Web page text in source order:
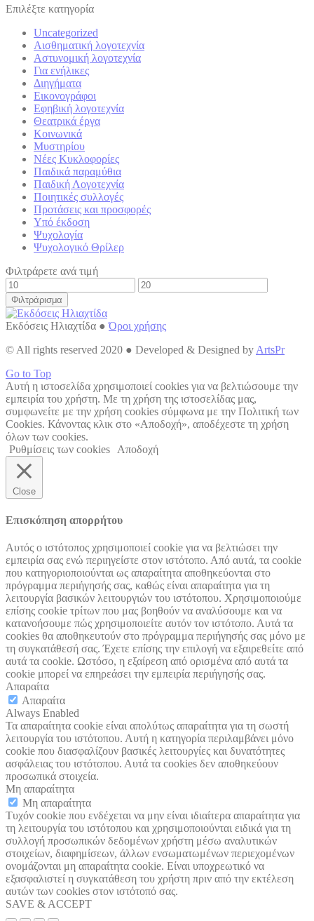
Επιλέξτε κατηγορία
Uncategorized
Αισθηματική λογοτεχνία
Αστυνομική λογοτεχνία
Για ενήλικες
Διηγήματα
Εικονογράφοι
Εφηβική λογοτεχνία
Θεατρικά έργα
Κοινωνικά
Μυστηρίου
Νέες Κυκλοφορίες
Παιδικά παραμύθια
Παιδική Λογοτεχνία
Ποιητικές συλλογές
Προτάσεις και προσφορές
Υπό έκδοση
Ψυχολογία
Ψυχολογικό Θρίλερ
Φιλτράρετε ανά τιμή
Φιλτράρισμα
Εκδόσεις Ηλιαχτίδα ●Όροι χρήσης
© All rights reserved 2020 ● Developed & Designed byArtsPr
Go to Top
Αυτή η ιστοσελίδα χρησιμοποιεί cookies για να βελτιώσουμε την
εμπειρία του χρήστη. Με τη χρήση της ιστοσελίδας μας,
συμφωνείτε με την χρήση cookies σύμφωνα με την Πολιτική των
Cookies. Κάνοντας κλικ στο «Αποδοχή», αποδέχεστε τη χρήση
όλων των cookies.
Ρυθμίσεις των cookies Αποδοχή
Close
Επισκόπηση απορρήτου
Αυτός ο ιστότοπος χρησιμοποιεί cookie για να βελτιώσει την
εμπειρία σας ενώ περιηγείστε στον ιστότοπο. Από αυτά, τα cookie
που κατηγοριοποιούνται ως απαραίτητα αποθηκεύονται στο
πρόγραμμα περιήγησής σας, καθώς είναι απαραίτητα για τη
λειτουργία βασικών λειτουργιών του ιστότοπου. Χρησιμοποιούμε
επίσης cookie τρίτων που μας βοηθούν να αναλύσουμε και να
κατανοήσουμε πώς χρησιμοποιείτε αυτόν τον ιστότοπο. Αυτά τα
cookies θα αποθηκευτούν στο πρόγραμμα περιήγησής σας μόνο με
τη συγκατάθεσή σας. Έχετε επίσης την επιλογή να εξαιρεθείτε από
αυτά τα cookie. Ωστόσο, η εξαίρεση από ορισμένα από αυτά τα
cookie μπορεί να επηρεάσει την εμπειρία περιήγησής σας.
Απαραίτα
Απαραίτα
Always Enabled
Τα απαραίτητα cookie είναι απολύτως απαραίτητα για τη σωστή
λειτουργία του ιστότοπου. Αυτή η κατηγορία περιλαμβάνει μόνο
cookie που διασφαλίζουν βασικές λειτουργίες και δυνατότητες
ασφάλειας του ιστότοπου. Αυτά τα cookies δεν αποθηκεύουν
προσωπικά στοιχεία.
Μη απαραίτητα
Μη απαραίτητα
Τυχόν cookie που ενδέχεται να μην είναι ιδιαίτερα απαραίτητα για
τη λειτουργία του ιστότοπου και χρησιμοποιούνται ειδικά για τη
συλλογή προσωπικών δεδομένων χρήστη μέσω αναλυτικών
στοιχείων, διαφημίσεων, άλλων ενσωματωμένων περιεχομένων
ονομάζονται μη απαραίτητα cookie. Είναι υποχρεωτικό να
εξασφαλιστεί η συγκατάθεση του χρήστη πριν από την εκτέλεση
αυτών των cookies στον ιστότοπό σας.
SAVE & ACCEPT